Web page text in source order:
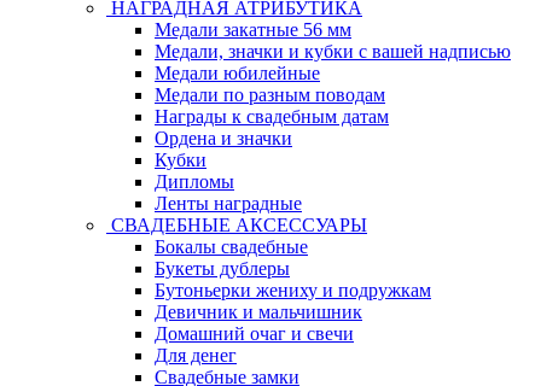
НАГРАДНАЯ АТРИБУТИКА
Медали закатные 56 мм
Медали, значки и кубки с вашей надписью
Медали юбилейные
Медали по разным поводам
Награды к свадебным датам
Ордена и значки
Кубки
Дипломы
Ленты наградные
СВАДЕБНЫЕ АКСЕССУАРЫ
Бокалы свадебные
Букеты дублеры
Бутоньерки жениху и подружкам
Девичник и мальчишник
Домашний очаг и свечи
Для денег
Свадебные замки